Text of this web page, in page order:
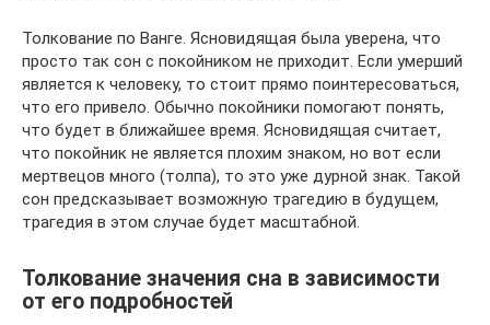
Толкование по Ванге. Ясновидящая была уверена, что
просто так сон с покойником не приходит. Если умерший
является к человеку, то стоит прямо поинтересоваться,
что его привело. Обычно покойники помогают понять,
что будет в ближайшее время. Ясновидящая считает,
что покойник не является плохим знаком, но вот если
мертвецов много (толпа), то это уже дурной знак. Такой
сон предсказывает возможную трагедию в будущем,
трагедия в этом случае будет масштабной.
Толкование значения сна в зависимости
от его подробностей